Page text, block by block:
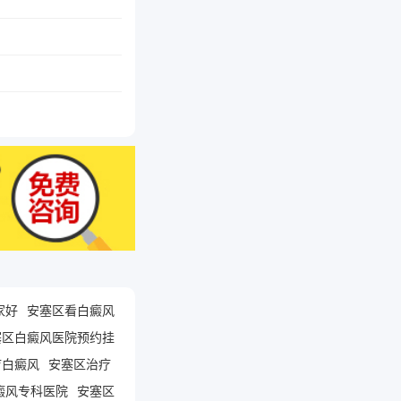
好 安塞区看白癜风
白癜风医院预约挂
癜风
安塞区治疗
风专科医院 安塞区